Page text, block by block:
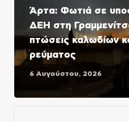
Άρτα: Φωτιά σε
ΔΕΗ στη
πτώσεις καλωδίων
ρεύματος
6 Αυγούστου, 2026